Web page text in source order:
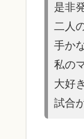
是非
二人
手か
私の
大好
試合